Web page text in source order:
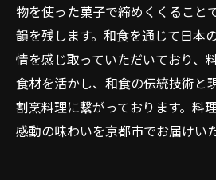
物を使った菓子で締めくくること
韻を残します。和食を通じて日本
情を感じ取っていただいており、
食材を活かし、和食の伝統技術と
割烹料理に繋がっております。料
感動の味わいを京都市でお届けい